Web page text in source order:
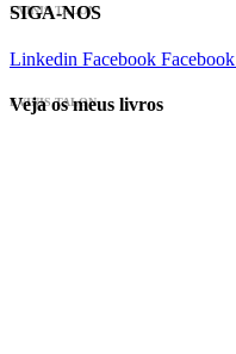
EVINIS TALON
SIGA-NOS
Linkedin Facebook Facebook
EVINIS TALON
Veja os meus livros